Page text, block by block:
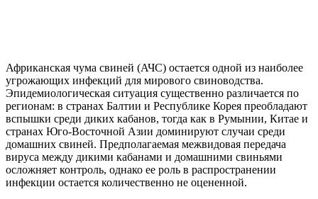
Африканская чума свиней (АЧС) остается одной из наиболее
угрожающих инфекций для мирового свиноводства.
Эпидемиологическая ситуация существенно различается по
регионам: в странах Балтии и Республике Корея преобладают
вспышки среди диких кабанов, тогда как в Румынии, Китае и
странах Юго-Восточной Азии доминируют случаи среди
домашних свиней. Предполагаемая межвидовая передача
вируса между дикими кабанами и домашними свиньями
осложняет контроль, однако ее роль в распространении
инфекции остается количественно не оцененной.